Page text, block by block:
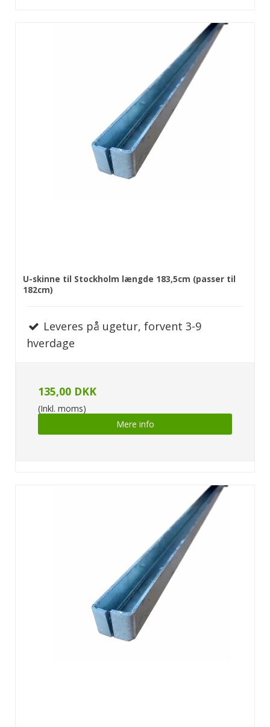
U-skinne til Stockholm længde 183,5cm (passer til
182cm)
Leveres på ugetur, forvent 3-9
hverdage
135,00 DKK
(Inkl. moms)
Mere info